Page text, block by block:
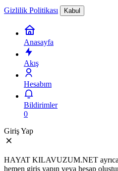
Gizlilik Politikası Kabul
Anasayfa
Akış
Hesabım
Bildirimler
0
Giriş Yap
HAYAT KILAVUZUM.NET
hemen giriş yapın veya hesap